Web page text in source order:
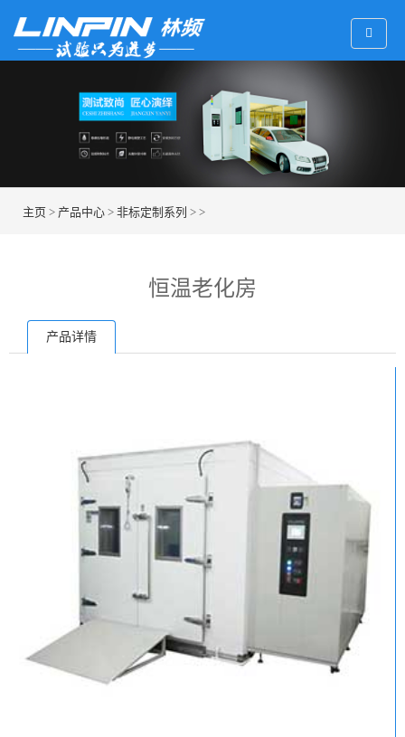
主页 > 产品中心 > 非标定制系列 > >
恒温老化房
产品详情